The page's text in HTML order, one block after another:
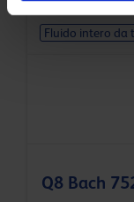
Fluido intero da
Q8 Bach